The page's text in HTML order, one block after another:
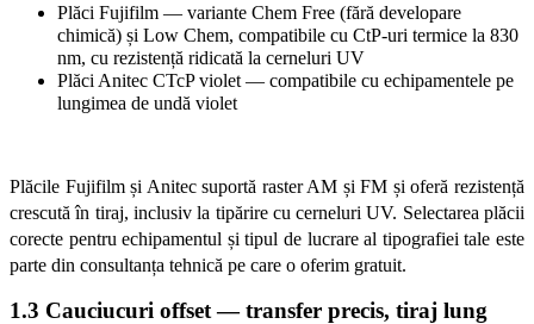
Plăci Fujifilm — variante Chem Free (fără developare
chimică) și Low Chem, compatibile cu CtP-uri termice la 830
nm, cu rezistență ridicată la cerneluri UV
Plăci Anitec CTcP violet — compatibile cu echipamentele pe
lungimea de undă violet
Plăcile Fujifilm și Anitec suportă raster AM și FM și oferă rezistență
crescută în tiraj, inclusiv la tipărire cu cerneluri UV. Selectarea plăcii
corecte pentru echipamentul și tipul de lucrare al tipografiei tale este
parte din consultanța tehnică pe care o oferim gratuit.
1.3 Cauciucuri offset — transfer precis, tiraj lung